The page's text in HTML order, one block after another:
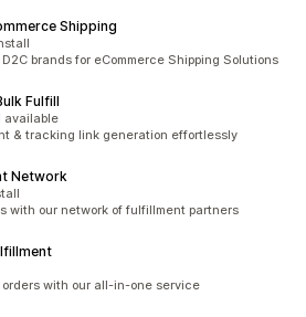
Shipping
47
brands for eCommerce Shipping Solutions
Fulfill
21
available
& tracking link generation effortlessly
Network
3
with our network of fulfillment partners
3
with our all-in-one service